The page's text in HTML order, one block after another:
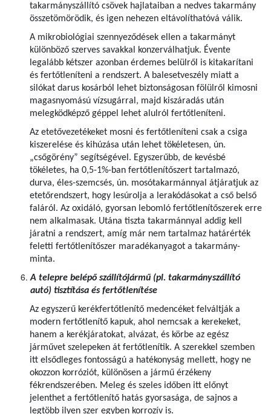
takarmányszállító csövek hajlataiban a nedves takarmány
összetömörödik, és igen nehezen eltávolíthatóvá válik.
A mikrobiológiai szennyeződések ellen a takarmányt
különböző szerves savakkal konzerválhatjuk. Évente
legalább kétszer azonban érdemes belülről is kitakarítani
és fertőtleníteni a rendszert. A balesetveszély miatt a
silókat darus kosárból lehet biztonságosan fölülről kimosni
magasnyomású vízsugárral, majd kiszáradás után
melegködképző géppel lehet alulról fertőtleníteni.
Az etetővezetékeket mosni és fertőtleníteni csak a csiga
kiszerelése és kihúzása után lehet tökéletesen, ún.
„csőgörény” segítségével. Egyszerűbb, de kevésbé
tökéletes, ha 0,5-1%-ban fertőtlenítőszert tartalmazó,
durva, éles-szemcsés, ún. mosótakarmánnyal átjáratjuk az
etetőrendszert, hogy lesúrolja a lerakódásokat a cső belső
faláról. Az oxidáló, gyorsan lebomló fertőtlenítőszerek erre
nem alkalmasak. Utána tiszta takarmánnyal addig kell
járatni a rendszert, amíg már nem tartalmaz határérték
feletti fertőtlenítőszer maradékanyagot a takarmány-
minta.
A telepre belépő szállítójármű (pl. takarmányszállító
autó) tisztítása és fertőtlenítése
Az egyszerű kerékfertőtlenítő medencéket felváltják a
modern fertőtlenítő kapuk, ahol nemcsak a kerekeket,
hanem a kerékjáratokat, alvázat, és körbe az egész
járművet szelepeken át fertőtlenítik. A szerekkel szemben
itt elsődleges fontosságú a hatékonyság mellett, hogy ne
okozzon korróziót, különösen a jármű érzékeny
fékrendszerében. Meleg és szeles időben itt előnyt
jelenthet a fertőtlenítő hatás gyorsasága, de sajnos a
legtöbb ilyen szer egyben korrozív is.